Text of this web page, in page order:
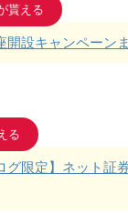
貰える
開設キャンペーン
る
グ限定】ネット証